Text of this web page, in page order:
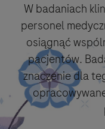
W badaniach
personel
osiągnąć
pacjentów.
znaczenie dla
Proszę wybrać opcje do
Zaakceptuj i wyślij
Zaakceptuj i wyślij